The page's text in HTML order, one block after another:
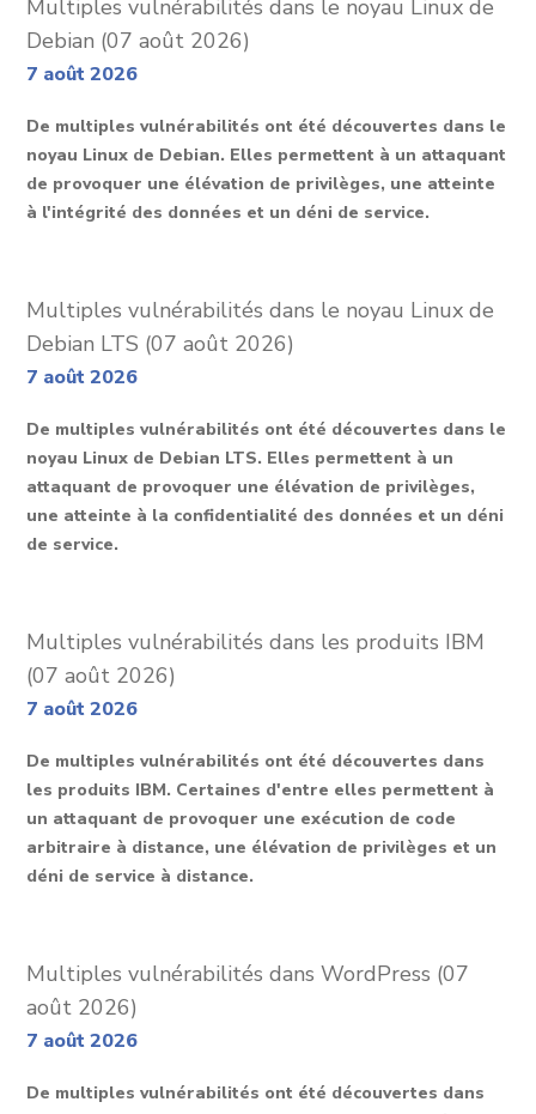
Multiples vulnérabilités dans le noyau Linux de
Debian (07 août 2026)
7 août 2026
De multiples vulnérabilités ont été découvertes dans le
noyau Linux de Debian. Elles permettent à un attaquant
de provoquer une élévation de privilèges, une atteinte
à l'intégrité des données et un déni de service.
Multiples vulnérabilités dans le noyau Linux de
Debian LTS (07 août 2026)
7 août 2026
De multiples vulnérabilités ont été découvertes dans le
noyau Linux de Debian LTS. Elles permettent à un
attaquant de provoquer une élévation de privilèges,
une atteinte à la confidentialité des données et un déni
de service.
Multiples vulnérabilités dans les produits IBM
(07 août 2026)
7 août 2026
De multiples vulnérabilités ont été découvertes dans
les produits IBM. Certaines d'entre elles permettent à
un attaquant de provoquer une exécution de code
arbitraire à distance, une élévation de privilèges et un
déni de service à distance.
Multiples vulnérabilités dans WordPress (07
août 2026)
7 août 2026
De multiples vulnérabilités ont été découvertes dans